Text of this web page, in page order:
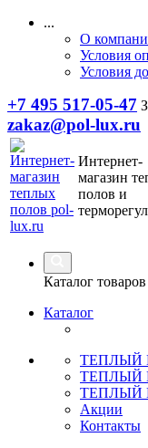
...
О
Условия
Условия
+7 495 517-05-47
zakaz@pol-lux.ru
Интернет-
магазин
полов и
Каталог товаров
Каталог
ТЕПЛЫЙ
ТЕПЛЫЙ
ТЕПЛЫЙ
Акции
Контакты